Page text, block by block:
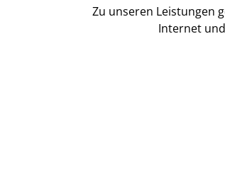
Zu unseren Leistungen
Internet